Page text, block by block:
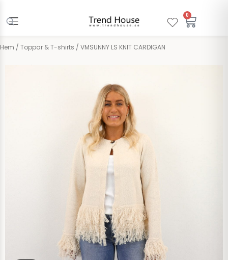
innehåll
0
Hem / Toppar & T-shirts / VMSUNNY LS KNIT CARDIGAN